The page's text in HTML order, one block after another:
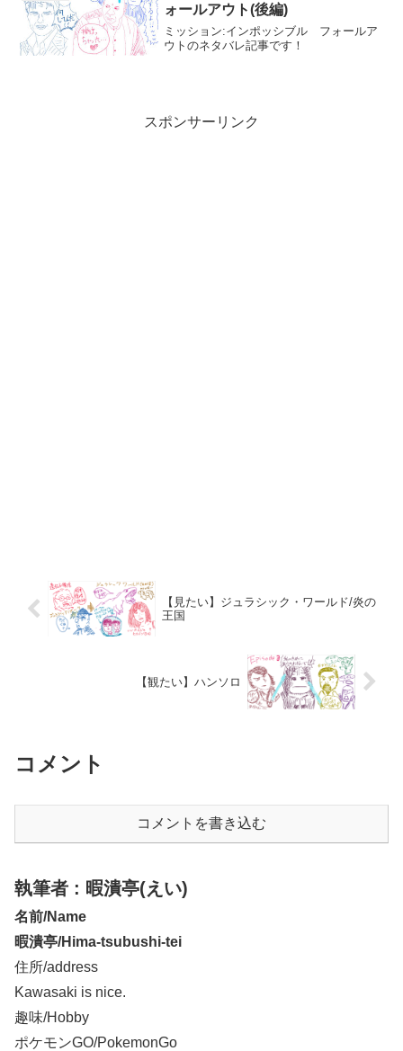
ォールアウト(後編)
ミッション:インポッシブル フォールア
ウトのネタバレ記事です！
スポンサーリンク
【見たい】ジュラシック・ワールド/炎の
王国
【観たい】ハンソロ
コメント
コメントを書き込む
執筆者 : 暇潰亭(えい)
名前/Name
暇潰亭/Hima-tsubushi-tei
住所/address
Kawasaki is nice.
趣味/Hobby
ポケモンGO/PokemonGo